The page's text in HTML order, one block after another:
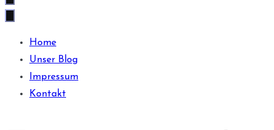
Home
Unser Blog
Impressum
Kontakt